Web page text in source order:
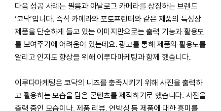
다음 성공 사례는 필름과 아날로그 카메라를 상징하는 브랜드
‘코닥’입니다. 즉석 카메라와 포토프린터와 같은 제품의 특성상
제품을 단순하게 들고 있는 이미지만으로는 출력 기능과 활용도
를 보여주기에 어려움이 있는데요. 광고를 통해 제품의 활용도를
알리고 인지도 향상을 위해 이루다마케팅과 함께 했습니다.
이루다마케팅은 코닥의 니즈를 충족시키기 위해 사진을 출력하
고 활용하는 모습을 담은 콘텐츠를 제작하기로 했습니다. 사진을
출력 중인 모습이나, 제품 리뷰, 언박싱 등 제품에 대한 흥미를